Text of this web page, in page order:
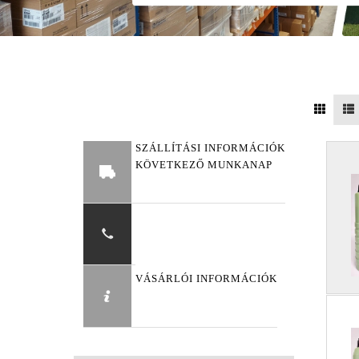
SZÁLLÍTÁSI INFORMÁCIÓK
KÖVETKEZŐ MUNKANAP
VÁSÁRLÓI INFORMÁCIÓK